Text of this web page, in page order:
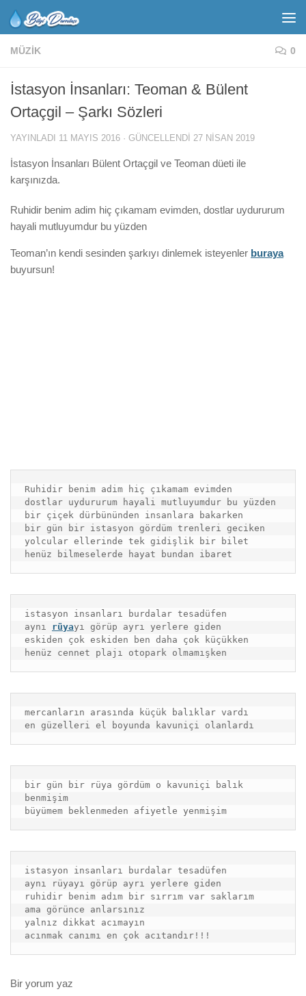
MÜZIK 0
İstasyon İnsanları: Teoman & Bülent
Ortaçgil – Şarkı Sözleri
YAYINLADI 11 MAYIS 2016 · GÜNCELLENDI 27 NISAN 2019
İstasyon İnsanları Bülent Ortaçgil ve Teoman düeti ile
karşınızda.
Ruhidir benim adim hiç çıkamam evimden, dostlar uydururum
hayali mutluyumdur bu yüzden
Teoman’ın kendi sesinden şarkıyı dinlemek isteyenler buraya
buyursun!
Ruhidir benim adim hiç çıkamam evimden
dostlar uydururum hayali mutluyumdur bu yüzden
bir çiçek dürbününden insanlara bakarken
bir gün bir istasyon gördüm trenleri geciken
yolcular ellerinde tek gidişlik bir bilet
henüz bilmeselerde hayat bundan ibaret
istasyon insanları burdalar tesadüfen
aynı rüyayı görüp ayrı yerlere giden
eskiden çok eskiden ben daha çok küçükken
henüz cennet plajı otopark olmamışken
mercanların arasında küçük balıklar vardı
en güzelleri el boyunda kavuniçi olanlardı
bir gün bir rüya gördüm o kavuniçi balık
benmişim
büyümem beklenmeden afiyetle yenmişim
istasyon insanları burdalar tesadüfen
aynı rüyayı görüp ayrı yerlere giden
ruhidir benim adım bir sırrım var saklarım
ama görünce anlarsınız
yalnız dikkat acımayın
acınmak canımı en çok acıtandır!!!
Bir yorum yaz